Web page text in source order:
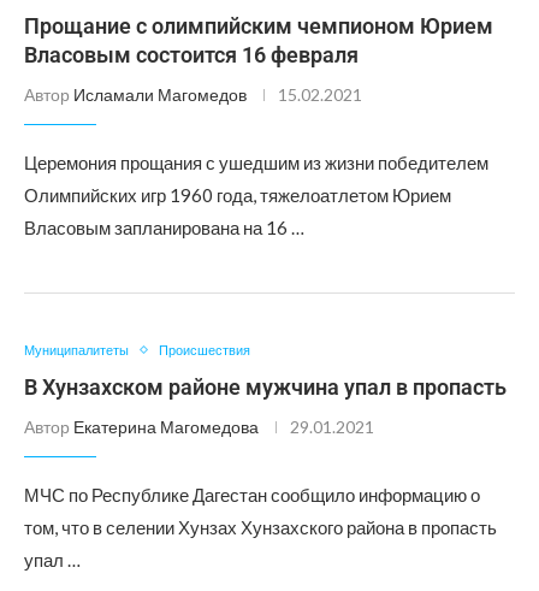
Прощание с олимпийским чемпионом Юрием
Власовым состоится 16 февраля
Автор Исламали Магомедов 15.02.2021
Церемония прощания с ушедшим из жизни победителем
Олимпийских игр 1960 года, тяжелоатлетом Юрием
Власовым запланирована на 16 …
Муниципалитеты Происшествия
В Хунзахском районе мужчина упал в пропасть
Автор Екатерина Магомедова 29.01.2021
МЧС по Республике Дагестан сообщило информацию о
том, что в селении Хунзах Хунзахского района в пропасть
упал …